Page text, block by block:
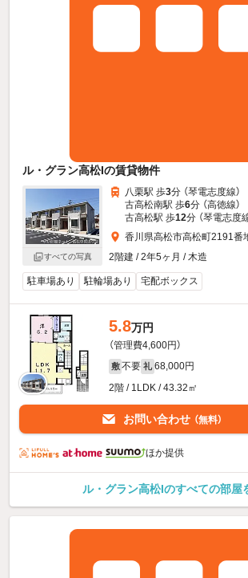
ル・グラン高松Iの賃貸物件
すべての写真
八栗駅 歩3分 （琴電志度線）
古高松南駅 歩6分 （高徳線）
古高松駅 歩12分 （琴電志度線
香川県高松市高松町2191番
2階建 / 2年5ヶ月 / 木造
駐車場あり 駐輪場あり 宅配ボックス
5.8万円
（管理費4,600円）
敷 不要 礼 68,000円
2階 / 1LDK / 43.32㎡
お問い合わせ （無料）
ほか提供
ル・グラン高松Iのすべての部屋